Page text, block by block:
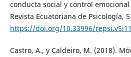
conducta social y control
Revista Ecuatoriana de Psicología,
https://doi.org/10.33996/
Castro, A., y Caldeiro, M. (2018).